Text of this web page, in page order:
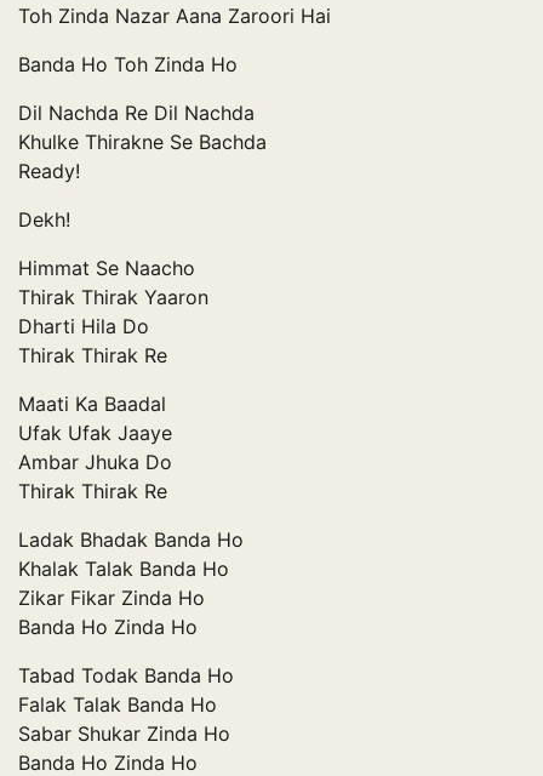
Toh Zinda Nazar Aana Zaroori Hai
Banda Ho Toh Zinda Ho
Dil Nachda Re Dil Nachda
Khulke Thirakne Se Bachda
Ready!
Dekh!
Himmat Se Naacho
Thirak Thirak Yaaron
Dharti Hila Do
Thirak Thirak Re
Maati Ka Baadal
Ufak Ufak Jaaye
Ambar Jhuka Do
Thirak Thirak Re
Ladak Bhadak Banda Ho
Khalak Talak Banda Ho
Zikar Fikar Zinda Ho
Banda Ho Zinda Ho
Tabad Todak Banda Ho
Falak Talak Banda Ho
Sabar Shukar Zinda Ho
Banda Ho Zinda Ho